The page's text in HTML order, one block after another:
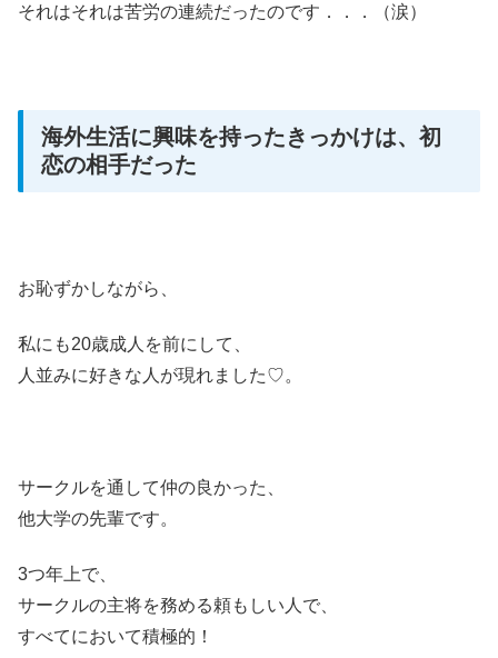
それはそれは苦労の連続だったのです．．．（涙）
海外生活に興味を持ったきっかけは、初
恋の相手だった
お恥ずかしながら、
私にも20歳成人を前にして、
人並みに好きな人が現れました♡。
サークルを通して仲の良かった、
他大学の先輩です。
3つ年上で、
サークルの主将を務める頼もしい人で、
すべてにおいて積極的！